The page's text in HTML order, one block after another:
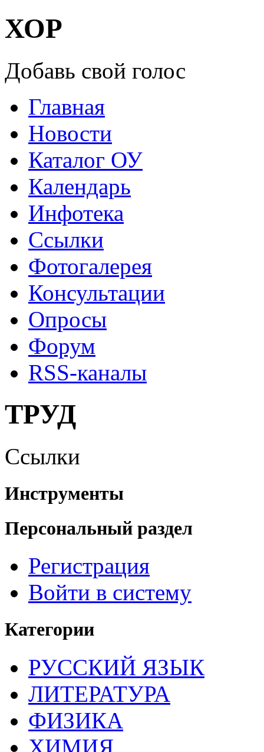
ХОР
Добавь свой голос
Главная
Новости
Каталог ОУ
Календарь
Инфотека
Ссылки
Фотогалерея
Консультации
Опросы
Форум
RSS-каналы
ТРУД
Ссылки
Инструменты
Персональный раздел
Регистрация
Войти в систему
Категории
РУССКИЙ ЯЗЫК
ЛИТЕРАТУРА
ФИЗИКА
ХИМИЯ